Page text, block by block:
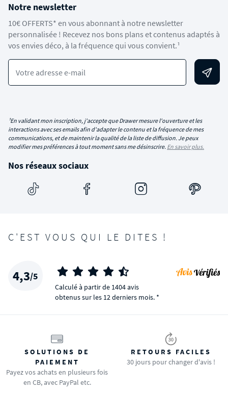
Notre newsletter
10€ OFFERTS* en vous abonnant à notre newsletter
personnalisée ! Recevez nos bons plans et contenus adaptés à
vos envies déco, à la fréquence qui vous convient.¹
Votre adresse e-mail
¹En validant mon inscription, j'accepte que Drawer mesure l'ouverture et les
interactions avec ses emails afin d'adapter le contenu et la fréquence de mes
communications, et de maintenir la qualité de la liste de diffusion. Je peux
modifier mes préférences à tout moment sans me désinscrire. En savoir plus.
Nos réseaux sociaux
C'EST VOUS QUI LE DITES !
4,3/5
Calculé à partir de 1404 avis
obtenus sur les 12 derniers mois. *
SOLUTIONS DE
PAIEMENT
Payez vos achats en plusieurs fois
en CB, avec PayPal etc.
RETOURS FACILES
30 jours pour changer d'avis !